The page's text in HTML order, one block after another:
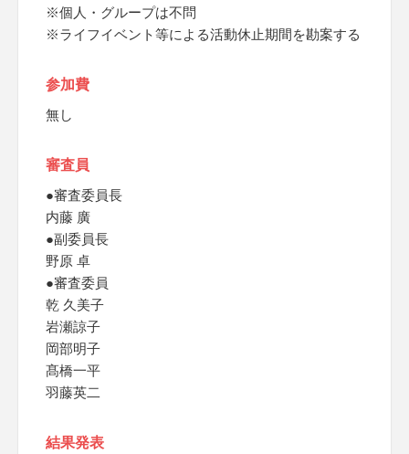
※個人・グループは不問
※ライフイベント等による活動休止期間を勘案する
参加費
無し
審査員
●審査委員長
内藤 廣
●副委員長
野原 卓
●審査委員
乾 久美子
岩瀬諒子
岡部明子
髙橋一平
羽藤英二
結果発表